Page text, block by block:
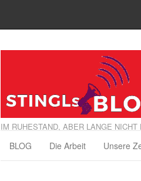
IM RUHESTAND, ABER LANGE NICHT
BLOG Die Arbeit Unsere